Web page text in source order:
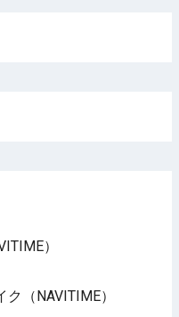
）
（NAVITIME）